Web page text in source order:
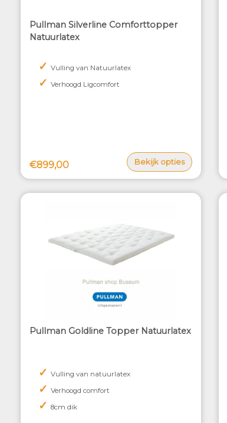
Pullman Silverline Comforttopper
Natuurlatex
✓ Vulling van Natuurlatex
✓ Verhoogd Ligcomfort
€899,00 Bekijk opties
Pullman Goldline Topper Natuurlatex
✓ Vulling van natuurlatex
✓ Verhoogd comfort
✓ 8cm dik